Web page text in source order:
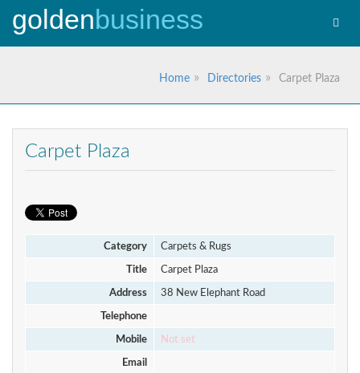
goldenbusiness
Home Directories Carpet Plaza
Carpet Plaza
Category Carpets & Rugs
Title Carpet Plaza
Address 38 New Elephant Road
Telephone
Mobile Not set
Email